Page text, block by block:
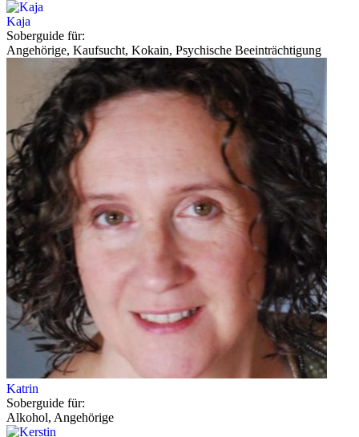
Kaja
Soberguide für:
Angehörige, Kaufsucht, Kokain, Psychische Beeinträchtigung
Katrin
Soberguide für:
Alkohol, Angehörige